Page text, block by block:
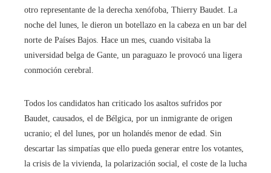
otro representante de la derecha xenófoba, Thierry Baudet. La
noche del lunes, le dieron un botellazo en la cabeza en un bar del
norte de Países Bajos. Hace un mes, cuando visitaba la
universidad belga de Gante, un paraguazo le provocó una ligera
conmoción cerebral.
Todos los candidatos han criticado los asaltos sufridos por
Baudet, causados, el de Bélgica, por un inmigrante de origen
ucranio; el del lunes, por un holandés menor de edad. Sin
descartar las simpatías que ello pueda generar entre los votantes,
la crisis de la vivienda, la polarización social, el coste de la lucha